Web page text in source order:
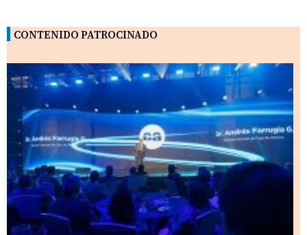
CONTENIDO PATROCINADO